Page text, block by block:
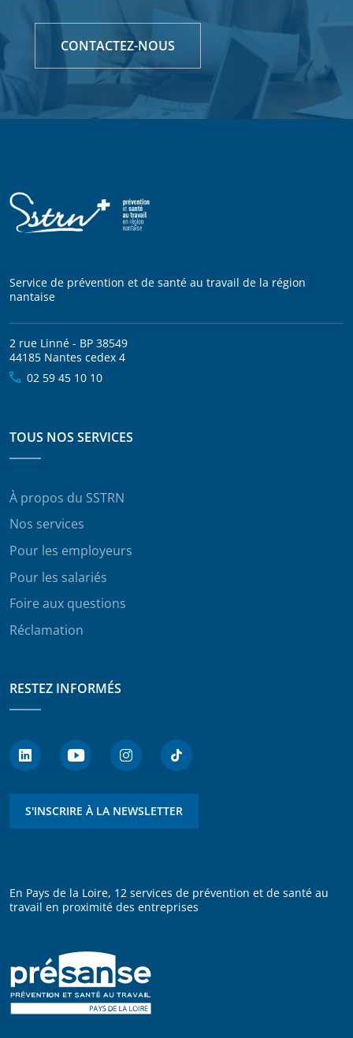
CONTACTEZ-NOUS
Service de prévention et de santé au travail de la région
nantaise
2 rue Linné - BP 38549
44185 Nantes cedex 4
02 59 45 10 10
TOUS NOS SERVICES
À propos du SSTRN
Nos services
Pour les employeurs
Pour les salariés
Foire aux questions
Réclamation
RESTEZ INFORMÉS
S'INSCRIRE À LA NEWSLETTER
En Pays de la Loire, 12 services de prévention et de santé au
travail en proximité des entreprises